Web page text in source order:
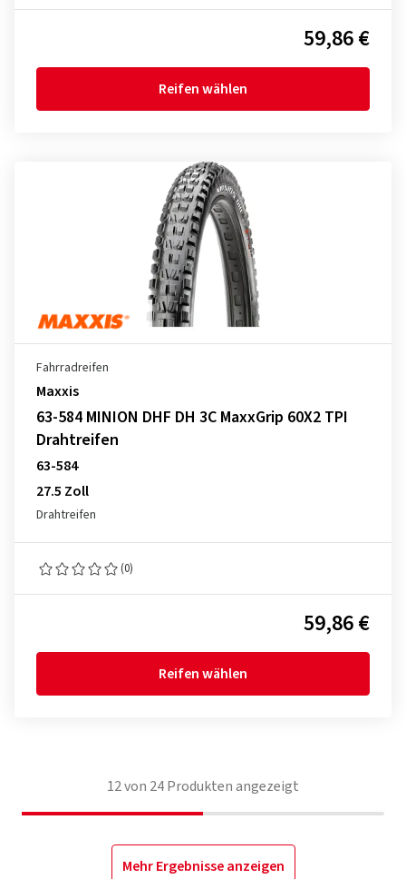
59,86 €
Reifen wählen
Fahrradreifen
Maxxis
63-584 MINION DHF DH 3C MaxxGrip 60X2 TPI
Drahtreifen
63-584
27.5 Zoll
Drahtreifen
(0)
59,86 €
Reifen wählen
12von 24Produkten angezeigt
Mehr Ergebnisse anzeigen